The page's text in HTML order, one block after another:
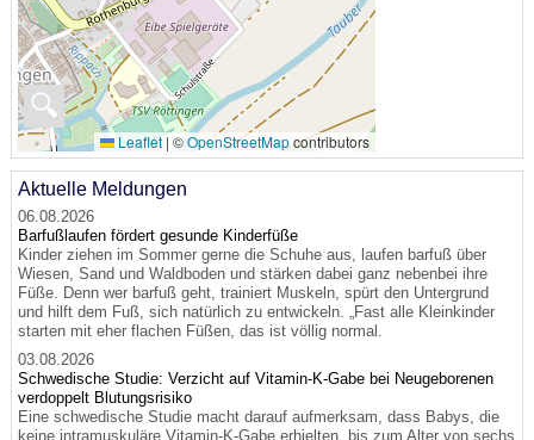
🔍
Leaflet | ©OpenStreetMapcontributors
Aktuelle Meldungen
06.08.2026
Barfußlaufen fördert gesunde Kinderfüße
Kinder ziehen im Sommer gerne die Schuhe aus, laufen barfuß über
Wiesen, Sand und Waldboden und stärken dabei ganz nebenbei ihre
Füße. Denn wer barfuß geht, trainiert Muskeln, spürt den Untergrund
und hilft dem Fuß, sich natürlich zu entwickeln. „Fast alle Kleinkinder
starten mit eher flachen Füßen, das ist völlig normal.
03.08.2026
Schwedische Studie: Verzicht auf Vitamin-K-Gabe bei Neugeborenen
verdoppelt Blutungsrisiko
Eine schwedische Studie macht darauf aufmerksam, dass Babys, die
keine intramuskuläre Vitamin-K-Gabe erhielten, bis zum Alter von sechs